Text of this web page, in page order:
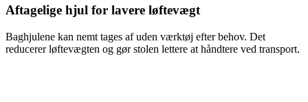
Aftagelige hjul for lavere løftevægt
Baghjulene kan nemt tages af uden værktøj efter behov. Det
reducerer løftevægten og gør stolen lettere at håndtere ved transport.